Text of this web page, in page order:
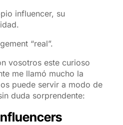
influencer, su
“real”.
vosotros este curioso
me llamó mucho la
puede servir a modo de
duda sorprendente: